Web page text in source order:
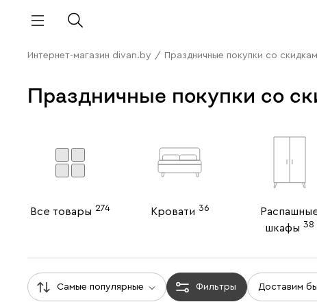
Интернет-магазин divan.by / Праздничные покупки со
Праздничные покупки со
Все товары 274 Кровати 36
шкафы 38
Самые популярные Фильтры Доставим